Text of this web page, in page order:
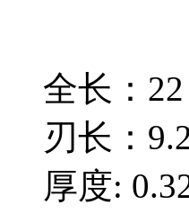
全长：22
刃长：
厚度: